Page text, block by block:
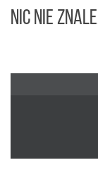
Nic nie